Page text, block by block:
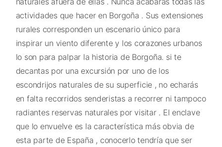
actividades que hacer en Borgoña . Sus extensiones
rurales corresponden un escenario único para
inspirar un viento diferente y los corazones urbanos
lo son para palpar la historia de Borgoña. si te
decantas por una excursión por uno de los
escondrijos naturales de su superficie , no echarás
en falta recorridos senderistas a recorrer ni tampoco
radiantes reservas naturales por visitar . El enclave
que lo envuelve es la característica más obvia de
esta parte de España , conocerlo tendría que ser